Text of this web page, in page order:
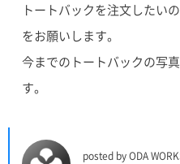
トートバックを注文したい
をお願いします。
今までのトートバックの写
す。
posted by ODA